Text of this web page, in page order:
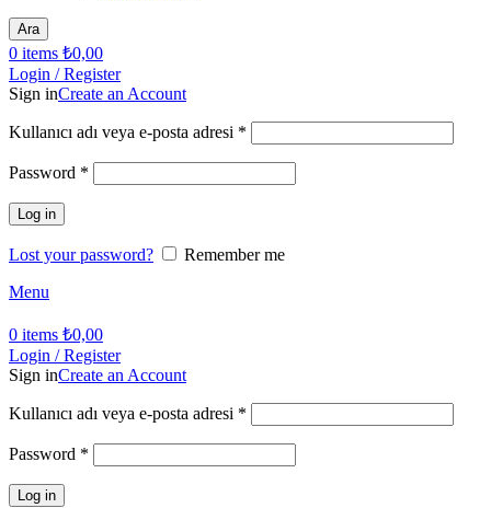
Ara
0 items ₺0,00
Login / Register
Sign inCreate an Account
Kullanıcı adı veya e-posta adresi *
Password *
Log in
Lost your password?
Remember me
Menu
0 items ₺0,00
Login / Register
Sign inCreate an Account
Kullanıcı adı veya e-posta adresi *
Password *
Log in